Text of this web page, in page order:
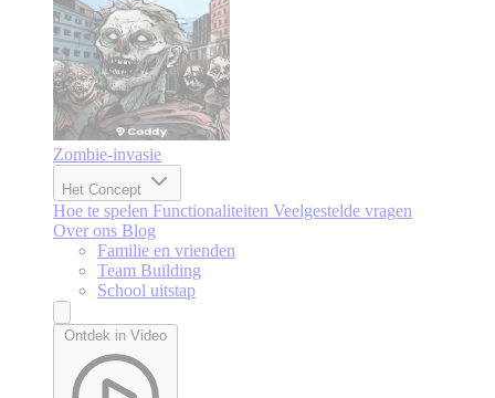
Zombie-invasie
Het Concept
Hoe te spelen Functionaliteiten Veelgestelde vragen
Over ons Blog
Familie en vrienden
Team Building
School uitstap
Ontdek in Video